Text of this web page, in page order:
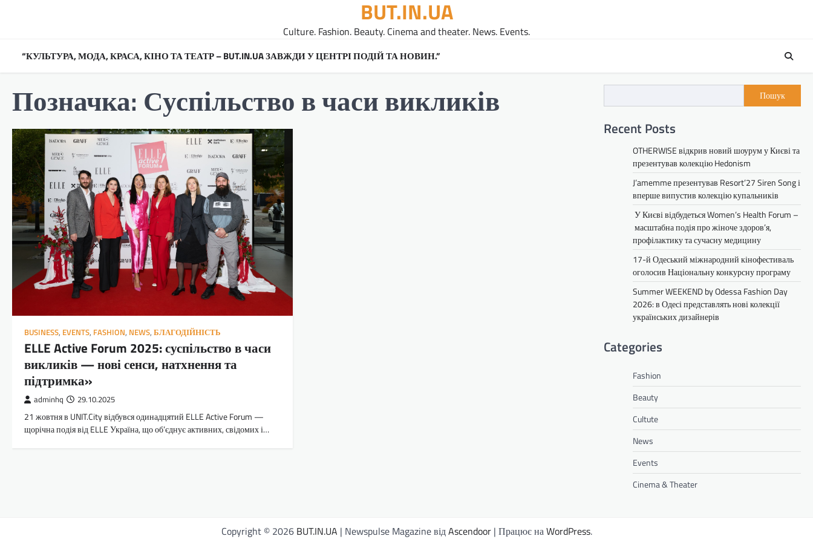
BUT.IN.UA
Culture. Fashion. Beauty. Cinema and theater. News. Events.
“КУЛЬТУРА, МОДА, КРАСА, КІНО ТА ТЕАТР – BUT.IN.UA ЗАВЖДИ У ЦЕНТРІ ПОДІЙ ТА НОВИН.”
Позначка: Суспільство в часи викликів
BUSINESS, EVENTS, FASHION, NEWS, БЛАГОДІЙНІСТЬ
ELLE Active Forum 2025: суспільство в часи
викликів — нові сенси, натхнення та
підтримка»
adminhq 29.10.2025
21 жовтня в UNIT.City відбувся одинадцятий ELLE Active Forum —
щорічна подія від ELLE Україна, що об’єднує активних, свідомих і…
Пошук
Recent Posts
OTHERWISE відкрив новий шоурум у Києві та
презентував колекцію Hedonism
J’amemme презентував Resort’27 Siren Song і
вперше випустив колекцію купальників
У Києві відбудеться Women’s Health Forum –
масштабна подія про жіноче здоров’я,
профілактику та сучасну медицину
17-й Одеський міжнародний кінофестиваль
оголосив Національну конкурсну програму
Summer WEEKEND by Odessa Fashion Day
2026: в Одесі представлять нові колекції
українських дизайнерів
Categories
Fashion
Beauty
Cultute
News
Events
Cinema & Theater
Copyright © 2026 BUT.IN.UA | Newspulse Magazine відAscendoor| Працює наWordPress.